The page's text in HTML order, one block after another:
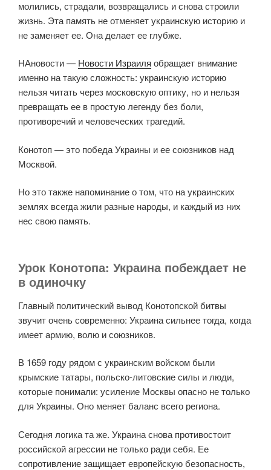
молились, страдали, возвращались и снова строили
жизнь. Эта память не отменяет украинскую историю и
не заменяет ее. Она делает ее глубже.
НАновости — Новости Израиля обращает внимание
именно на такую сложность: украинскую историю
нельзя читать через московскую оптику, но и нельзя
превращать ее в простую легенду без боли,
противоречий и человеческих трагедий.
Конотоп — это победа Украины и ее союзников над
Москвой.
Но это также напоминание о том, что на украинских
землях всегда жили разные народы, и каждый из них
нес свою память.
Урок Конотопа: Украина побеждает не
в одиночку
Главный политический вывод Конотопской битвы
звучит очень современно: Украина сильнее тогда, когда
имеет армию, волю и союзников.
В 1659 году рядом с украинским войском были
крымские татары, польско-литовские силы и люди,
которые понимали: усиление Москвы опасно не только
для Украины. Оно меняет баланс всего региона.
Сегодня логика та же. Украина снова противостоит
российской агрессии не только ради себя. Ее
сопротивление защищает европейскую безопасность,